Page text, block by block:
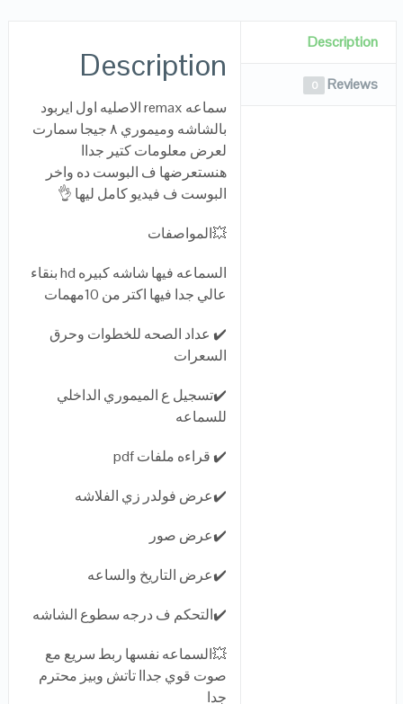
Description
Reviews
0
Description
سماعه remax الاصليه اول ايربود
بالشاشه وميموري ٨ جيجا سمارت
لعرض معلومات كتير جداا
هنستعرضها ف البوست ده واخر
البوست ف فيديو كامل ليها 👌
💥المواصفات
السماعه فيها شاشه كبيره hd بنقاء
عالي جدا فيها اكتر من 10مهمات
✔️ عداد الصحه للخطوات وحرق
السعرات
✔️تسجيل ع الميموري الداخلي
للسماعه
✔️ قراءه ملفات pdf
✔️عرض فولدر زي الفلاشه
✔️عرض صور
✔️عرض التاريخ والساعه
✔️التحكم ف درجه سطوع الشاشه
💥السماعه نفسها ربط سريع مع
صوت قوي جداا تاتش وبيز محترم
جدا